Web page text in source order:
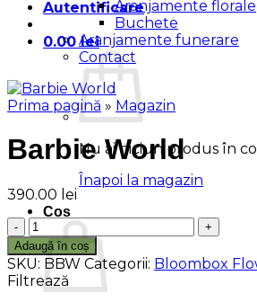
Autentificare
0.00lei
Nu ai niciun produs în
Înapoi la magazin
Coș
Aranjamente florale
Buchete
Aranjamente funerare
Contact
Prima pagină » Magazin
Barbie World
390.00 lei
Cantitate
Barbie
World
Adaugă în coș
SKU: BBW Categorii: Bloombox
Filtrează